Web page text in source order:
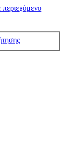
περιεχόμενο